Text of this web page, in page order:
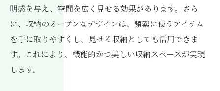
自分らしさを表現する収納の工夫
無駄を省いた収納アイデアで新築を最大限活用
いわき市の工務店の工夫
コンパクトな収納で空間を広く使う方法
明感を与え、空間を広く見せる効果があります。さら
に、収納のオープンなデザインは、頻繁に使うアイテム
を手に取りやすくし、見せる収納としても活用できま
す。これにより、機能的かつ美しい収納スペースが実現
します。